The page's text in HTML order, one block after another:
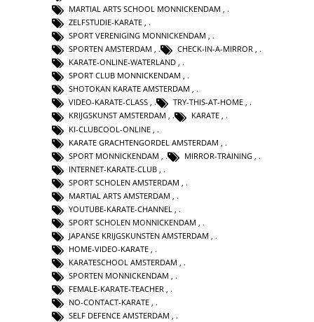
MARTIAL ARTS SCHOOL MONNICKENDAM
ZELFSTUDIE-KARATE ,
SPORT VERENIGING MONNICKENDAM ,
SPORTEN AMSTERDAM , CHECK-IN-A-MIRROR ,
KARATE-ONLINE-WATERLAND ,
SPORT CLUB MONNICKENDAM ,
SHOTOKAN KARATE AMSTERDAM ,
VIDEO-KARATE-CLASS , TRY-THIS-AT-HOME ,
KRIJGSKUNST AMSTERDAM , KARATE ,
KI-CLUBCOOL-ONLINE
KARATE GRACHTENGORDEL AMSTERDAM
SPORT MONNICKENDAM
MIRROR-TRAINING
INTERNET-KARATE-CLUB
SPORT SCHOLEN AMSTERDAM
MARTIAL ARTS AMSTERDAM
YOUTUBE-KARATE-CHANNEL
SPORT SCHOLEN MONNICKENDAM
JAPANSE KRIJGSKUNSTEN AMSTERDAM ,
HOME-VIDEO-KARATE ,
KARATESCHOOL AMSTERDAM ,
SPORTEN MONNICKENDAM ,
FEMALE-KARATE-TEACHER ,
NO-CONTACT-KARATE ,
SELF DEFENCE AMSTERDAM ,